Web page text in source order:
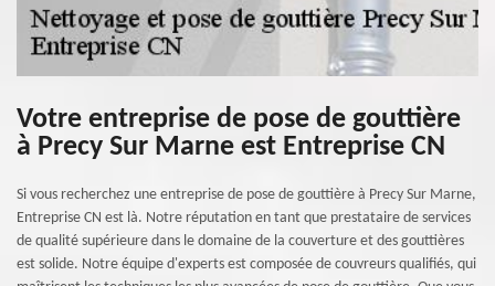
Votre entreprise de pose de gouttière
à Precy Sur Marne est Entreprise CN
Si vous recherchez une entreprise de pose de gouttière à Precy Sur Marne,
Entreprise CN est là. Notre réputation en tant que prestataire de services
de qualité supérieure dans le domaine de la couverture et des gouttières
est solide. Notre équipe d'experts est composée de couvreurs qualifiés, qui